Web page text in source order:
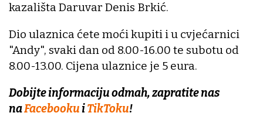
kazališta Daruvar Denis Brkić.
Dio ulaznica ćete moći kupiti i u cvjećarnici
"Andy", svaki dan od 8.00-16.00 te subotu od
8.00-13.00. Cijena ulaznice je 5 eura.
Dobijte informaciju odmah, zapratite nas
naFacebookuiTikToku!